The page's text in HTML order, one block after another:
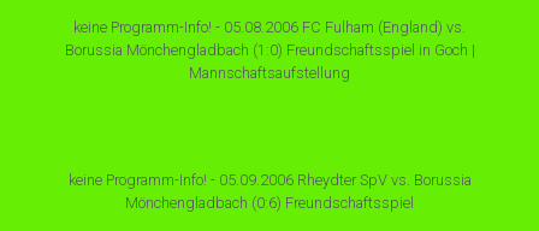
keine Programm-Info! - 05.08.2006 FC Fulham (England) vs.
Borussia Mönchengladbach (1:0) Freundschaftsspiel in Goch |
Mannschaftsaufstellung
keine Programm-Info! - 05.09.2006 Rheydter SpV vs. Borussia
Mönchengladbach (0:6) Freundschaftsspiel